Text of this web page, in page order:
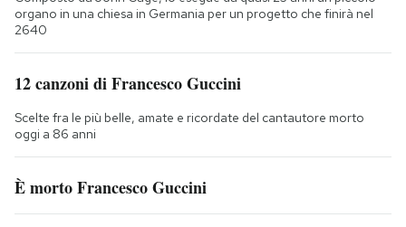
organo in una chiesa in Germania per un progetto che finirà nel
2640
12 canzoni di Francesco Guccini
Scelte fra le più belle, amate e ricordate del cantautore morto
oggi a 86 anni
È morto Francesco Guccini